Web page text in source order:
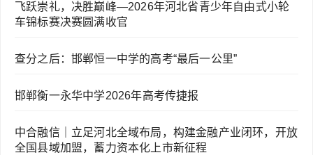
飞跃崇礼，决胜巅峰—2026年河北省青少年自由式小轮
车锦标赛决赛圆满收官
查分之后：邯郸恒一中学的高考“最后一公里”
邯郸衡一永华中学2026年高考传捷报
中合融信｜立足河北全域布局，构建金融产业闭环，开放
全国县域加盟，蓄力资本化上市新征程